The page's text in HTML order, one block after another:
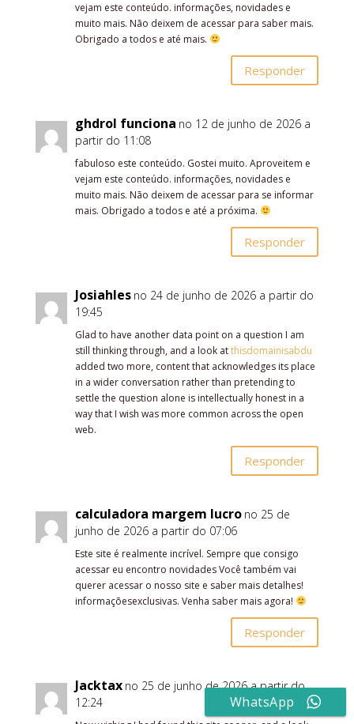
vejam este conteúdo. informações, novidades e
muito mais. Não deixem de acessar para saber mais.
Obrigado a todos e até mais.
Responder
ghdrol funciona no 12 de junho de 2026 a
partir do 11:08
fabuloso este conteúdo. Gostei muito. Aproveitem e
vejam este conteúdo. informações, novidades e
muito mais. Não deixem de acessar para se informar
mais. Obrigado a todos e até a próxima.
Responder
Josiahles no 24 de junho de 2026 a partir do
19:45
Glad to have another data point on a question I am
still thinking through, and a look atthisdomainisabdu
added two more, content that acknowledges its place
in a wider conversation rather than pretending to
settle the question alone is intellectually honest in a
way that I wish was more common across the open
web.
Responder
calculadora margem lucro no 25 de
junho de 2026 a partir do 07:06
Este site é realmente incrível. Sempre que consigo
acessar eu encontro novidades Você também vai
querer acessar o nosso site e saber mais detalhes!
informaçõesexclusivas. Venha saber mais agora!
Responder
Jacktax no 25 de junho de 2026 a partir do
12:24
WhatsApp